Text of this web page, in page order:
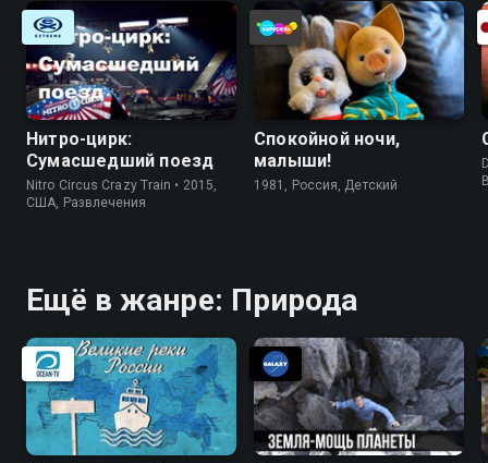
Нитро-цирк:
Сумасшедший поезд
Nitro Circus Crazy Train • 2015,
США, Развлечения
Спокойной ночи,
малыши!
1981, Россия, Детский
Ещё в жанре: Природа